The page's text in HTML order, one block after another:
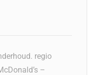
regio
–